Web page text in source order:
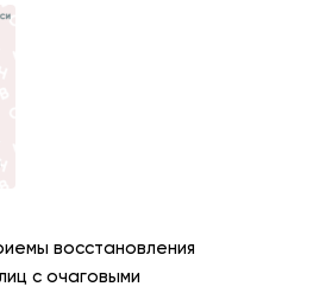
восстановления
с очаговыми